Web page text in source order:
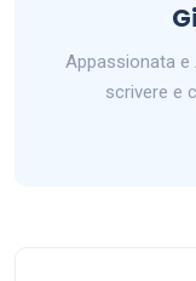
Appassionata e
scrivere e